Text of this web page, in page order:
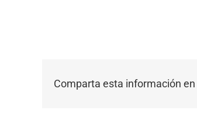
Comparta esta información